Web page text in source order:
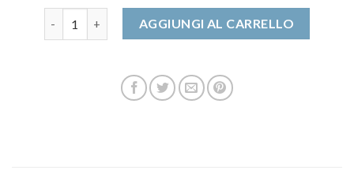
mary jane scarpe quantitàAGGIUNGI AL CARRELLO